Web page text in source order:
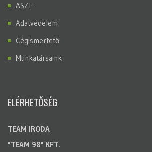
ASZF
Adatvédelem
Cégismertető
Munkatársaink
ELÉRHETŐSÉG
TEAM IRODA
"TEAM 98" KFT.